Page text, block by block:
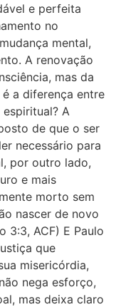
e perfeita
no
mental,
A renovação
mas da
a diferença entre
A
de que o ser
necessário para
por outro lado,
e mais
morto sem
nascer de novo
3:3, ACF) E Paulo
que
misericórdia,
nega esforço,
mas deixa claro